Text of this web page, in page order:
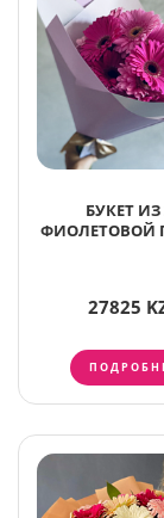
БУКЕТ ИЗ
ФИОЛЕТОВОЙ
27825